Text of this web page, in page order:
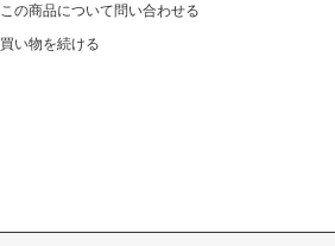
この商品について問い合わせる
買い物を続ける